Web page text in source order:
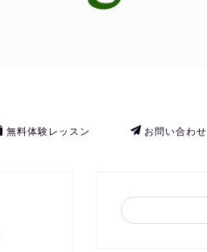
無料体験レッスン お問い合わせ